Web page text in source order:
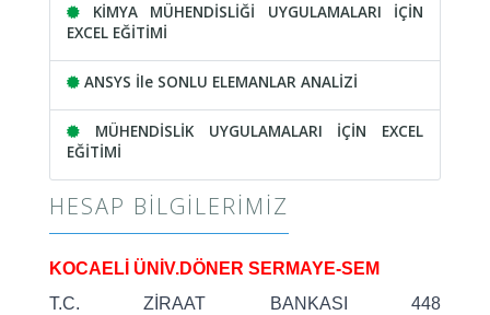
KİMYA MÜHENDİSLİĞİ UYGULAMALARI İÇİN
EXCEL EĞİTİMİ
ANSYS İle SONLU ELEMANLAR ANALİZİ
MÜHENDİSLİK UYGULAMALARI İÇİN EXCEL
EĞİTİMİ
HESAP BILGILERIMIZ
KOCAELİ ÜNİV.DÖNER SERMAYE-SEM
T.C. ZİRAAT BANKASI 448